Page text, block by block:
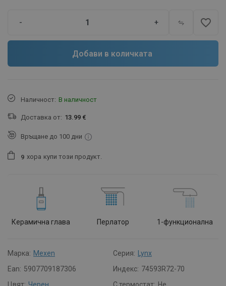
- + favorite_border
Добави в количката
Наличност: В наличност
Доставка от: 13.99 €
Връщане до 100 дни
9 хора купи този продукт.
Керамична глава Перлатор 1-функционална
Марка: Mexen Серия:
Lynx
Ean: 5907709187306 Индекс: 74593R72-70
Цвят: Черен С термостат: Не